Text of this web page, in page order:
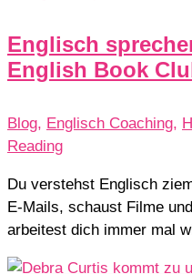
Englisch
English Book
Blog, Englisch Coaching,
Reading
Du verstehst Englisch
E-Mails, schaust Filme
arbeitest dich immer mal